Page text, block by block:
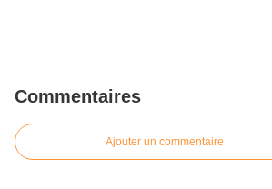
Commentaires
Ajouter un commentaire